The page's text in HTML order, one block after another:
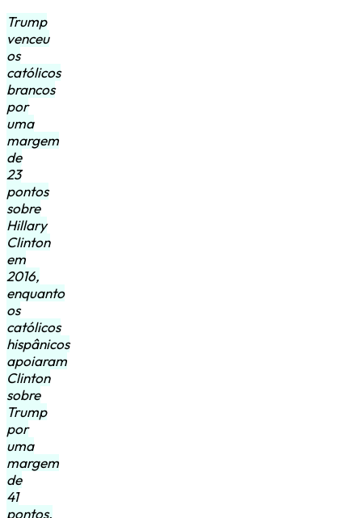
Trump
venceu
os
católicos
brancos
por
uma
margem
de
23
pontos
sobre
Hillary
Clinton
em
2016,
enquanto
os
católicos
hispânicos
apoiaram
Clinton
sobre
Trump
por
uma
margem
de
41
pontos.